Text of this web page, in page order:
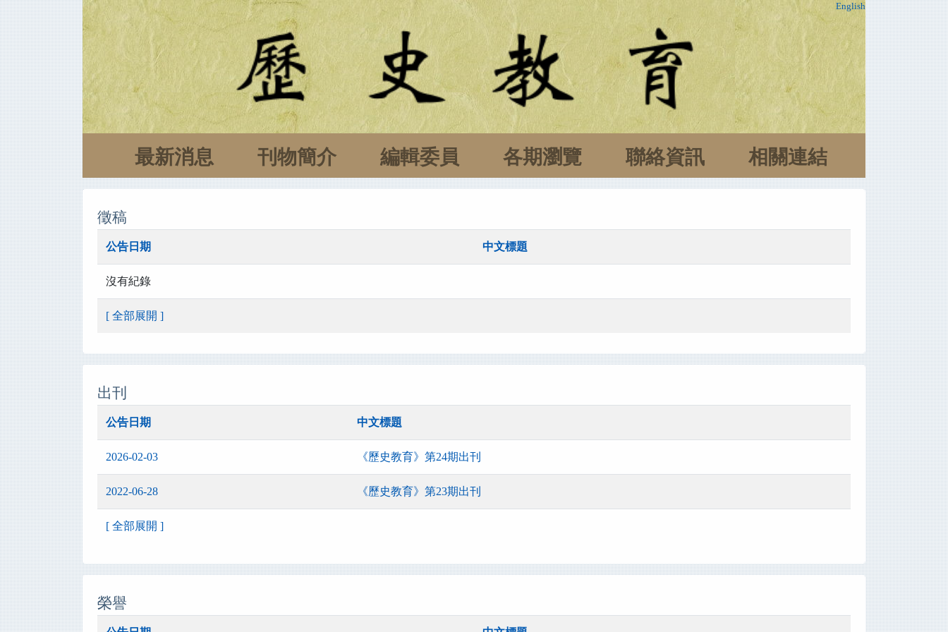
English
最新消息 刊物簡介 編輯委員 各期瀏覽 聯絡資訊 相關連結
徵稿
公告日期 中文標題
沒有紀錄
[ 全部展開 ]
出刊
公告日期 中文標題
2026-02-03 《歷史教育》第24期出刊
2022-06-28 《歷史教育》第23期出刊
[ 全部展開 ]
榮譽